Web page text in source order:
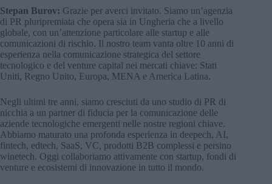
Stepan Burov: Grazie per averci invitato. Siamo un’agenzia
di PR pluripremiata che opera sia in Ungheria che a livello
globale, con un’attenzione particolare alle startup e alle
comunicazioni di rischio. Il nostro team vanta oltre 10 anni di
esperienza nella comunicazione strategica del settore
tecnologico e del venture capital nei mercati chiave: Stati
Uniti, Regno Unito, Europa, MENA e America Latina.
Negli ultimi tre anni, siamo cresciuti da uno studio di PR di
nicchia a un partner di fiducia per la comunicazione delle
aziende tecnologiche emergenti nelle nostre regioni chiave.
Abbiamo maturato una profonda esperienza in deepech, AI,
fintech, edtech, SaaS, VC, prodotti B2B complessi e persino
winetech. Oggi collaboriamo attivamente con startup, fondi di
venture e ecosistemi di innovazione in tutto il mondo.